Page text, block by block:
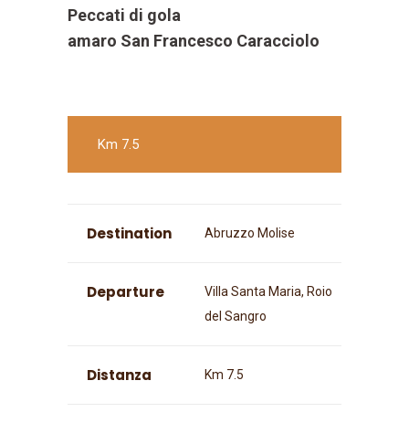
Peccati di gola
amaro San Francesco Caracciolo
Km 7.5
Destination Abruzzo Molise
Departure
Villa Santa Maria, Roio
del Sangro
Distanza Km 7.5